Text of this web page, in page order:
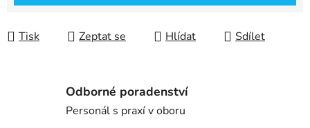
Tisk Zeptat se Hlídat Sdílet
Odborné poradenství
Personál s praxí v oboru